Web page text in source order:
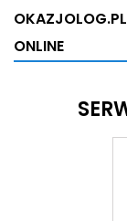
ONLINE